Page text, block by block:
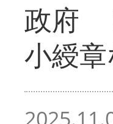
政府
小綬